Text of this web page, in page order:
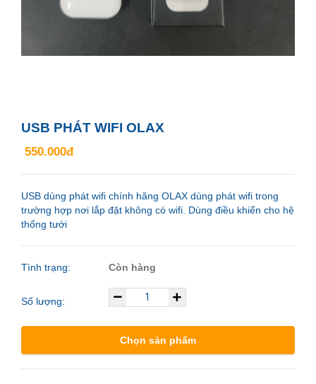
USB PHÁT WIFI OLAX
550.000đ
USB dùng phát wifi chính hãng OLAX dùng phát wifi trong
trường hợp nơi lắp đặt không có wifi. Dùng điều khiển cho hệ
thống tưới
Tình trạng: Còn hàng
Số lượng:
Chọn sản phẩm